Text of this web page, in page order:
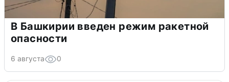
В Башкирии введен режим ракетной
опасности
6 августа 0